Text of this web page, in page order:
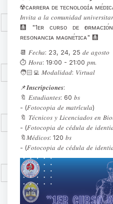
☢️ᴄᴀʀʀᴇʀᴀ ᴅᴇ ᴛᴇᴄɴᴏʟᴏɢɪ́ᴀ
𝐼𝑛𝑣𝑖𝑡𝑎 𝑎 𝑙𝑎 𝑐𝑜𝑚𝑢𝑛𝑖𝑑𝑎𝑑
🩻 "1ᴇʀ ᴄᴜʀsᴏ ᴅᴇ
ʀᴇsᴏɴᴀɴᴄɪᴀ ᴍᴀɢɴᴇ́ᴛɪᴄᴀ" 🩻
📆 𝐹𝑒𝑐ℎ𝑎: 23, 24, 25 𝑑𝑒 𝑎𝑔𝑜𝑠𝑡𝑜
⏱️ 𝐻𝑜𝑟𝑎: 19:00 - 21:00 𝑝𝑚.
🧑🏻‍💻 𝑀𝑜𝑑𝑎𝑙𝑖𝑑𝑎𝑑: 𝑉𝑖𝑟𝑡𝑢𝑎𝑙
📌𝑰𝒏𝒔𝒄𝒓𝒊𝒑𝒄𝒊𝒐𝒏𝒆𝒔:
🔖 𝐸𝑠𝑡𝑢𝑑𝑖𝑎𝑛𝑡𝑒𝑠: 60 𝑏𝑠
- (𝐹𝑜𝑡𝑜𝑐𝑜𝑝𝑖𝑎 𝑑𝑒 𝑚𝑎𝑡𝑟𝑖́𝑐𝑢𝑙𝑎)
🔖 𝑇𝑒́𝑐𝑛𝑖𝑐𝑜𝑠 𝑦 𝐿𝑖𝑐𝑒𝑛𝑐𝑖𝑎𝑑𝑜𝑠 𝑒𝑛
- (𝐹𝑜𝑡𝑜𝑐𝑜𝑝𝑖𝑎 𝑑𝑒 𝑐𝑒́𝑑𝑢𝑙𝑎 𝑑𝑒
🔖𝑀𝑒́𝑑𝑖𝑐𝑜𝑠: 120 𝑏𝑠
- (𝐹𝑜𝑡𝑜𝑐𝑜𝑝𝑖𝑎 𝑑𝑒 𝑐𝑒́𝑑𝑢𝑙𝑎 𝑑𝑒